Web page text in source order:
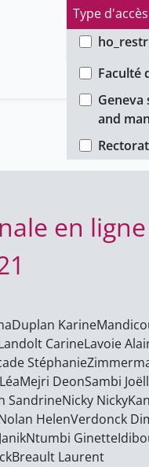
Type d'accès
public
Faculté
Faculté
Geneva
and
Rectorat
en ligne
Duplan Karine
CarineLavoie
Stéphanie
Mejri DeonSambi
SandrineNicky Nicky
HelenVerdonck
Ntumbi Ginette
Breault Laurent